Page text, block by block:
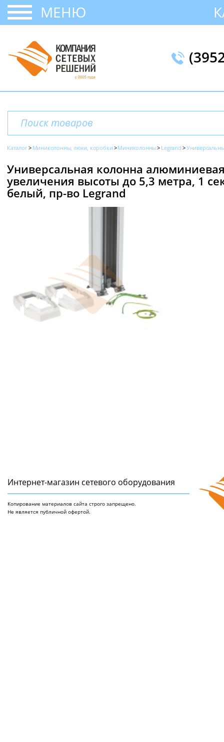
МЕНЮ
Каталог Миниколонны, люки, коробки Миниколонны Legrand
Универсальная колонна
увеличения высоты до 5,3 метра, 1
белый, пр-во Legrand
Интернет-магазин сетeвого оборудования
Копирование материалов сайта строго запрещено.
Не является публичной офертой.